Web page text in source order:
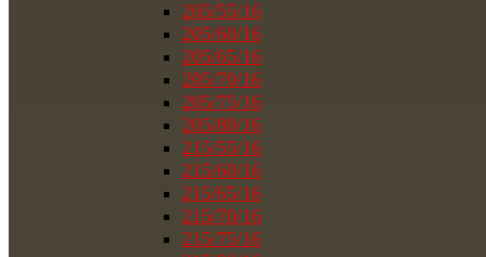
205/55/16
205/60/16
205/65/16
205/70/16
205/75/16
205/80/16
215/55/16
215/60/16
215/65/16
215/70/16
215/75/16